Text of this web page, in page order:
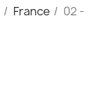
France
02 -